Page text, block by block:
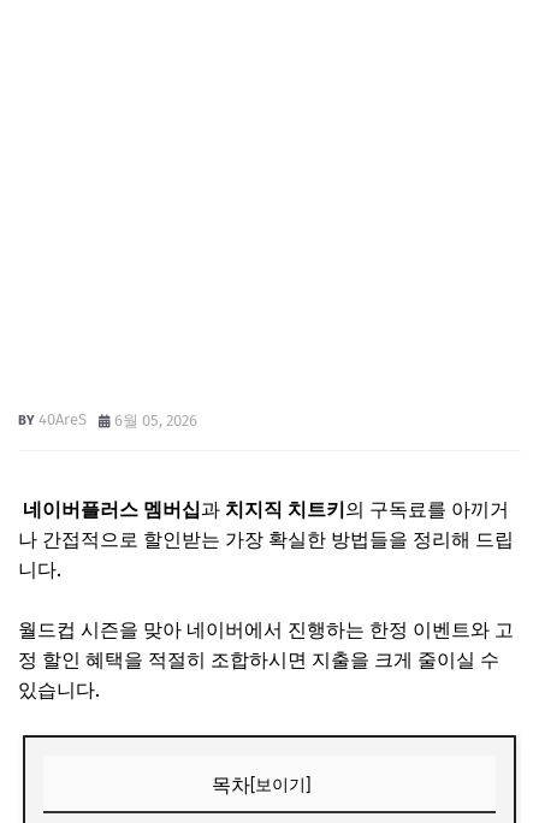
40AreS 6월 05, 2026
네이버플러스 멤버십과 치지직 치트키의 구독료를 아끼거
나 간접적으로 할인받는 가장 확실한 방법들을 정리해 드립
니다.
월드컵 시즌을 맞아 네이버에서 진행하는 한정 이벤트와 고
정 할인 혜택을 적절히 조합하시면 지출을 크게 줄이실 수
있습니다.
목차[보이기]